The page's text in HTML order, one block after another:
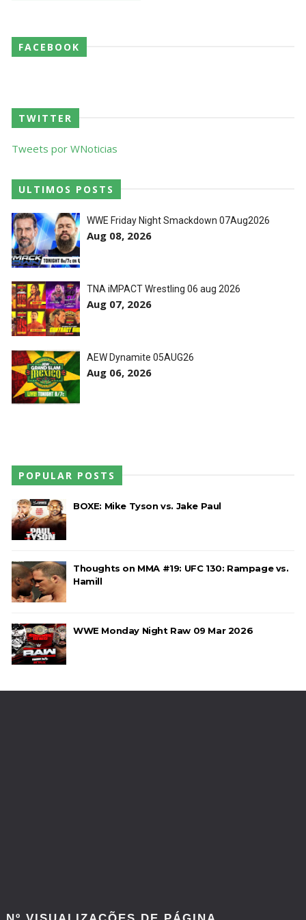
Callis Family no Grand Slam Mexico
WWE: Paige deixa mensagem a Nikki Bella e
SCSA867-Aug 09 2026
FACEBOOK
TWITTER
Tweets por WNoticias
ULTIMOS POSTS
WWE Friday Night Smackdown 07Aug2026
Aug 08, 2026
TNA iMPACT Wrestling 06 aug 2026
Aug 07, 2026
AEW Dynamite 05AUG26
Aug 06, 2026
POPULAR POSTS
BOXE: Mike Tyson vs. Jake Paul
Thoughts on MMA #19: UFC 130: Rampage vs.
Hamill
WWE Monday Night Raw 09 Mar 2026